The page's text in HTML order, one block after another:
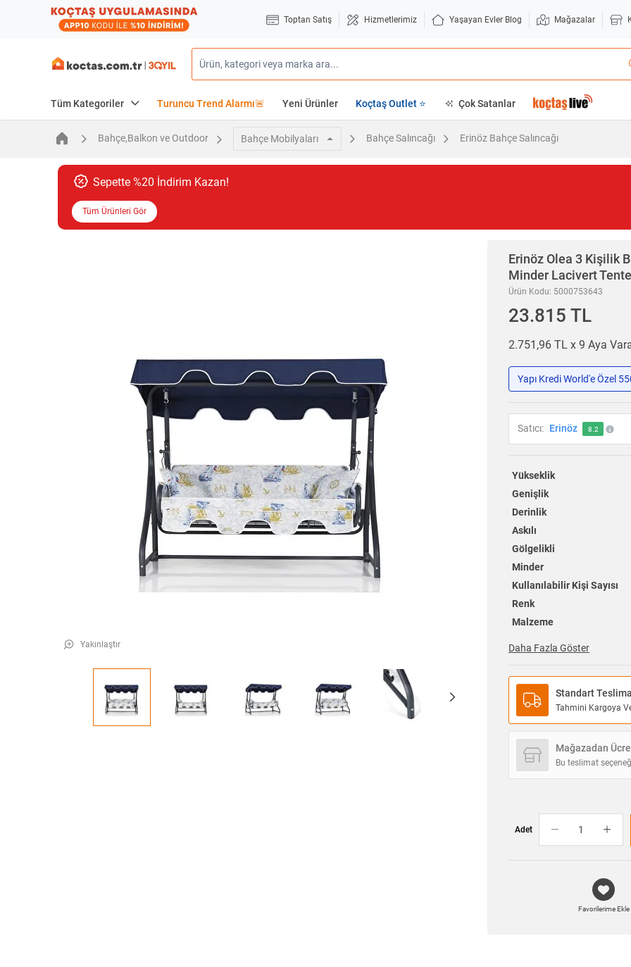
Toptan Satış Hizmetlerimiz Yaşayan Evler Blog Mağazalar
Tüm Kategoriler Turuncu Trend Alarmı🚨 Yeni Ürünler Koçtaş Outlet ⭐ Çok Satanlar
Bahçe,Balkon ve Outdoor Bahçe Mobilyaları Bahçe Salıncağı Erinöz Bahçe Salıncağı
Sepette %20 İndirim Kazan!
Tüm Ürünleri Gör
Yakınlaştır
Erinöz Olea 3 Kişilik
Minder Lacivert Tente
Ürün Kodu: 5000753643
23.815 TL
2.751,96 TL x 9 Aya
Yapı Kredi World'e Özel
Satıcı: Erinöz 8.2
Yükseklik
Genişlik
Derinlik
Askılı
Gölgelikli
Minder
Kullanılabilir Kişi Sayısı
Renk
Malzeme
Daha Fazla Göster
Standart
Tahmini Kargoya
Mağazadan
Bu teslimat
Adet
Favorilerime Ekle